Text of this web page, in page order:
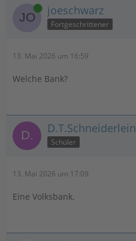
Online joeschwarz
Fortgeschrittener
13. Mai 2026 um 16:59
Welche Bank?
D.T.Schneiderlein
Schüler
13. Mai 2026 um 17:09
Eine Volksbank.